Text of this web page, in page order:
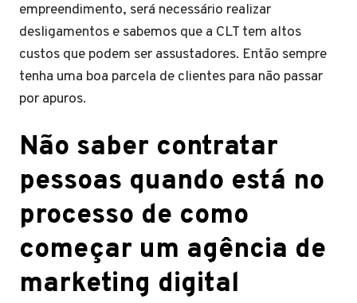
empreendimento, será necessário realizar
desligamentos e sabemos que a CLT tem altos
custos que podem ser assustadores. Então sempre
tenha uma boa parcela de clientes para não passar
por apuros.
Não saber contratar
pessoas quando está no
processo de como
começar um agência de
marketing digital